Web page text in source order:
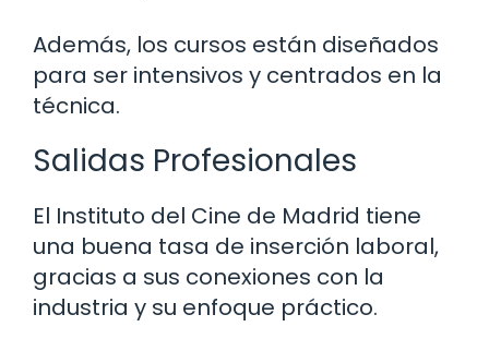
Además, los cursos están diseñados
para ser intensivos y centrados en la
técnica.
Salidas Profesionales
El Instituto del Cine de Madrid tiene
una buena tasa de inserción laboral,
gracias a sus conexiones con la
industria y su enfoque práctico.